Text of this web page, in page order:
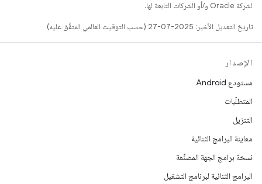
لشركة Oracle و/أو الشركات التابعة لها.
تاريخ التعديل الأخير: 2025-07-27 (حسب التوقيت العالمي المتفَّق عليه)
الإصدار
مستودع Android
المتطلّبات
التنزيل
معاينة البرامج الثنائية
نسخة برامج الجهة المصنِّعة
البرامج الثنائية لبرنامج التشغيل